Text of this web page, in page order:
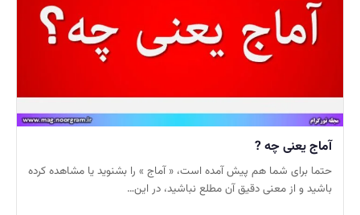
آماج یعنی چه ?
حتما برای شما هم پیش آمده است، « آماج » را بشنوید یا مشاهده کرده
باشید و از معنی دقیق آن مطلع نباشید، در این…